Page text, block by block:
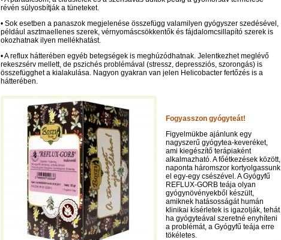
révén súlyosbítják a tüneteket.
• Sok esetben a panaszok megjelenése összefügg valamilyen gyógyszer szedésével,
például asztmaellenes szerek, vérnyomáscsökkentők és fájdalomcsillapító szerek is
okozhatnak ilyen mellékhatást.
• A reflux hátterében egyéb betegségek is meghúzódhatnak. Jelentkezhet meglévő
rekeszsérv mellett, de pszichés problémával (stressz, depressziós, szorongás) is
összefügghet a kialakulása. Nagyon gyakran van jelen Helicobacter fertőzés is a
hátterében.
Fogyasszon gyógyteát!
Figyelmükbe ajánlunk egy
nagyszerű gyógytea-keveréket,
ami kiegészítő terápiaként
alkalmazható. A főétkezések között,
naponta háromszor kortyolgassunk
el egy-egy csészével. A Gyógyfű
REFLUX-GORB teája olyan
gyógynövényekből készült,
amiknek hatásosságát humán
klinikai kísérletek is igazolják, tehát
ha gyógyteával szeretné enyhíteni
a problémát, a Gyógyfű teája erre
tökéletes.